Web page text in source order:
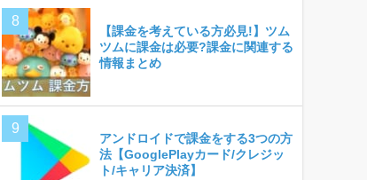
【課金を考えている方必見!】ツム
ツムに課金は必要?課金に関連する
情報まとめ
アンドロイドで課金をする3つの方
法【GooglePlayカード/クレジッ
ト/キャリア決済】